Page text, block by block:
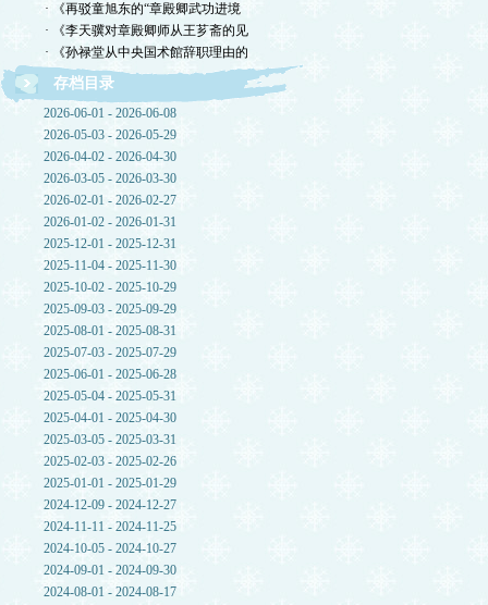
· 《再驳童旭东的“章殿卿武功进境
· 《李天骥对章殿卿师从王芗斋的见
· 《孙禄堂从中央国术館辞职理由的
存档目录
2026-06-01 - 2026-06-08
2026-05-03 - 2026-05-29
2026-04-02 - 2026-04-30
2026-03-05 - 2026-03-30
2026-02-01 - 2026-02-27
2026-01-02 - 2026-01-31
2025-12-01 - 2025-12-31
2025-11-04 - 2025-11-30
2025-10-02 - 2025-10-29
2025-09-03 - 2025-09-29
2025-08-01 - 2025-08-31
2025-07-03 - 2025-07-29
2025-06-01 - 2025-06-28
2025-05-04 - 2025-05-31
2025-04-01 - 2025-04-30
2025-03-05 - 2025-03-31
2025-02-03 - 2025-02-26
2025-01-01 - 2025-01-29
2024-12-09 - 2024-12-27
2024-11-11 - 2024-11-25
2024-10-05 - 2024-10-27
2024-09-01 - 2024-09-30
2024-08-01 - 2024-08-17